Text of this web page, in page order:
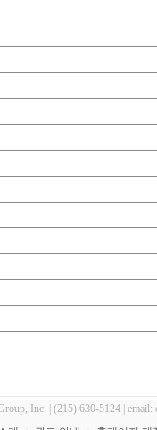
Inc. | (215) 630-5124 | email: